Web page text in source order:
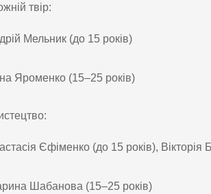
твір:
Мельник (до 15 років)
Яроменко (15–25 років)
Єфіменко (до 15 років),
Шабанова (15–25 років)